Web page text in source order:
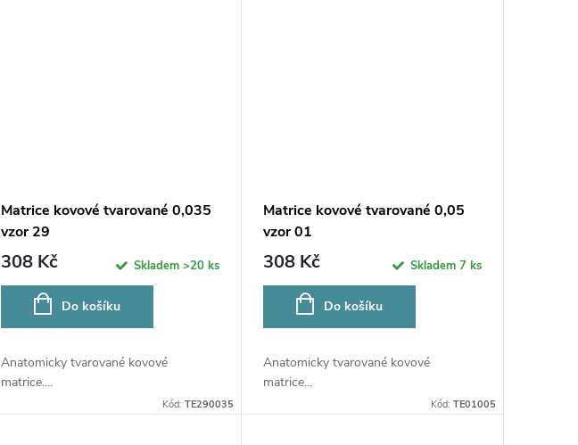
Matrice kovové tvarované 0,035
vzor 29
308 Kč Skladem >20 ks
Do košíku
Anatomicky tvarované kovové
matrice....
Kód: TE290035
Matrice kovové tvarované 0,05
vzor 01
308 Kč Skladem 7 ks
Do košíku
Anatomicky tvarované kovové
matrice...
Kód: TE01005